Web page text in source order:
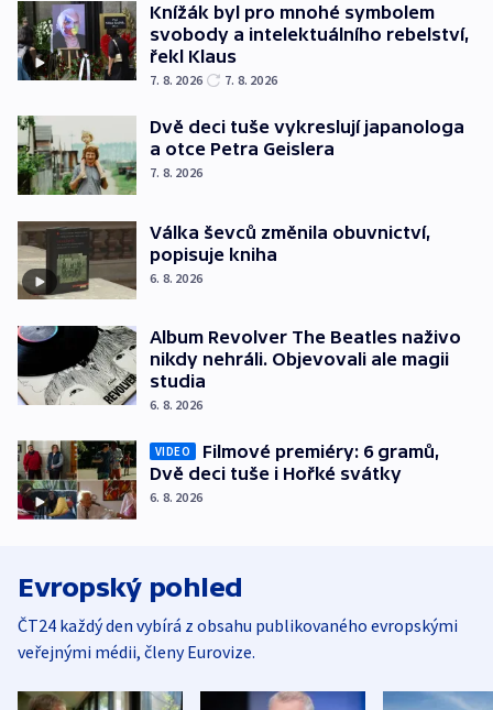
Knížák byl pro mnohé symbolem
svobody a intelektuálního rebelství,
řekl Klaus
7. 8. 2026 7. 8. 2026
Dvě deci tuše vykreslují japanologa
a otce Petra Geislera
7. 8. 2026
Válka ševců změnila obuvnictví,
popisuje kniha
6. 8. 2026
Album Revolver The Beatles naživo
nikdy nehráli. Objevovali ale magii
studia
6. 8. 2026
VIDEO
Filmové premiéry: 6 gramů,
Dvě deci tuše i Hořké svátky
6. 8. 2026
Evropský pohled
ČT24 každý den vybírá z obsahu publikovaného evropskými
veřejnými médii, členy Eurovize.